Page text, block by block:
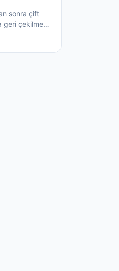
sonra çift
geri çekilme